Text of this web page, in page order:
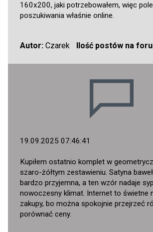
160x200, jaki potrzebowałem, więc
poszukiwania właśnie online.
Autor: Czarek Ilość postów na
19.09.2025 07:46:41
Kupiłem ostatnio komplet w
szaro-żółtym zestawieniu. Satyna
bardzo przyjemna, a ten wzór nadaje
nowoczesny klimat. Internet to świetne
zakupy, bo można spokojnie przejrzeć
porównać ceny.